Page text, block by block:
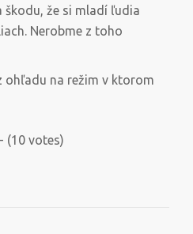
škodu, že si mladí ľudia
Nerobme z toho
ohľadu na režim v ktorom
(10 votes)